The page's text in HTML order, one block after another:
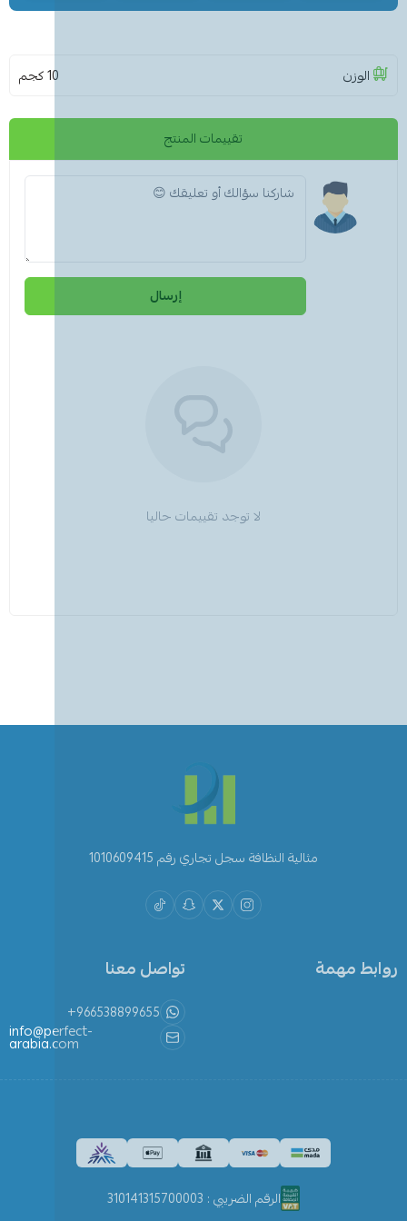
الوزن 10 كجم
تقييمات المنتج
إرسال
لا توجد تقييمات حاليا
مثالية النظافة سجل تجاري رقم 1010609415
روابط مهمة تواصل معنا
+966538899655
info@perfect-
arabia.com
الرقم الضريبي : 310141315700003